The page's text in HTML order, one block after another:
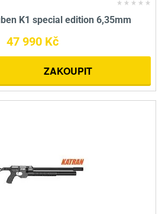
K1 special edition 6,35mm
47 990 Kč
ZAKOUPIT